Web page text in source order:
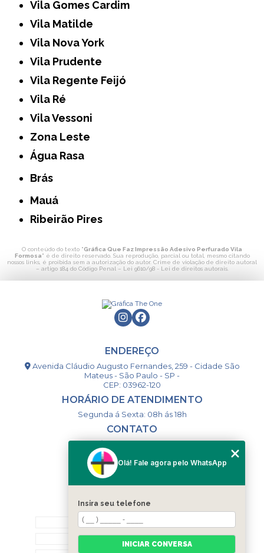
Vila Gomes Cardim
Vila Matilde
Vila Nova York
Vila Prudente
Vila Regente Feijó
Vila Ré
Vila Vessoni
Zona Leste
Água Rasa
Brás
Mauá
Ribeirão Pires
O conteúdo do texto "Gráfica Que Faz Impressão Adesivo Perfurado Vila
Formosa" é de direito reservado. Sua reprodução, parcial ou total, mesmo citando
nossos links, é proibida sem a autorização do autor. Crime de violação de direito autoral
– artigo 184 do Código Penal – Lei 9610/98 - Lei de direitos autorais.
ENDEREÇO
Avenida Cláudio Augusto Fernandes, 259 - Cidade São
Mateus - São Paulo - SP -
CEP: 03962-120
HORÁRIO DE ATENDIMENTO
Segunda á Sexta: 08h ás 18h
CONTATO
(11) 98994-1867
(11) 98993-9556
togsm1@gmail.com
MENU
HOME
Olá! Fale agora pelo WhatsApp
Insira seu telefone
INICIAR CONVERSA